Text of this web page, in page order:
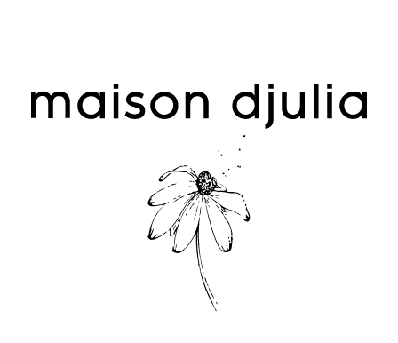
Votre panier est vide.